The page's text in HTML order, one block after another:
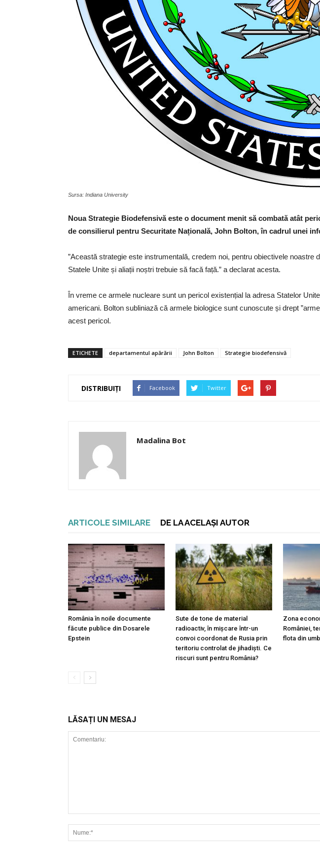
Sursa: Indiana University
Noua Strategie Biodefensivă este o document menit să combată atât
de consilierul pentru Securitate Națională, John Bolton, în cadrul unei
”Această strategie este instrumentală, credem noi, pentru obiectivele
Statele Unite și aliații noștri trebuie să facă față.” a declarat acesta.
În vreme ce armele nucleare sunt un pericol existențial la adresa Statelor
americani. Bolton subliniază că armele biologice sunt cunoscute și drept
acest pericol.
ETICHETE departamentul apărării John Bolton Strategie biodefensivă
DISTRIBUIȚI Facebook Twitter
Madalina Bot
ARTICOLE SIMILARE DE LA ACELAȘI AUTOR
România în noile documente
făcute publice din Dosarele
Epstein
Sute de tone de material
radioactiv, în mișcare într-un
convoi coordonat de Rusia prin
teritoriu controlat de jihadiști. Ce
riscuri sunt pentru România?
Zona
României,
flota din
LĂSAȚI UN MESAJ